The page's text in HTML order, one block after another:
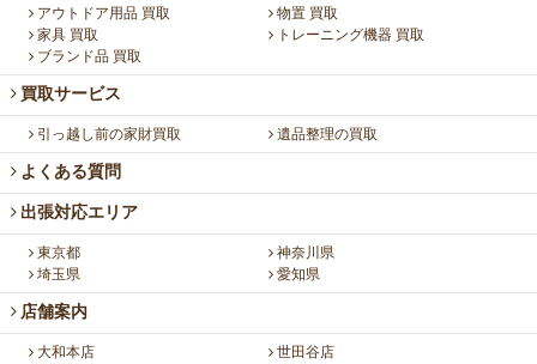
アウトドア用品 買取
物置 買取
家具 買取
トレーニング機器 買取
ブランド品 買取
買取サービス
引っ越し前の家財買取 遺品整理の買取
よくある質問
出張対応エリア
東京都
神奈川県
埼玉県
愛知県
店舗案内
大和本店
世田谷店